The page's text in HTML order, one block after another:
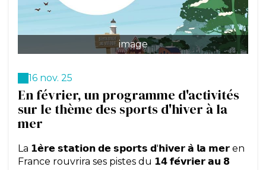
image
16 nov. 25
En février, un programme d'activités
sur le thème des sports d'hiver à la
mer
La 𝟭𝗲̀𝗿𝗲 𝘀𝘁𝗮𝘁𝗶𝗼𝗻 𝗱𝗲 𝘀𝗽𝗼𝗿𝘁𝘀 𝗱'𝗵𝗶𝘃𝗲𝗿 𝗮̀ 𝗹𝗮 𝗺𝗲𝗿 en
France rouvrira ses pistes du 𝟭𝟰 𝗳𝗲́𝘃𝗿𝗶𝗲𝗿 𝗮𝘂 𝟴